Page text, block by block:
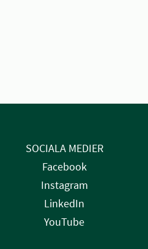
SOCIALA MEDIER
Facebook
Instagram
LinkedIn
YouTube